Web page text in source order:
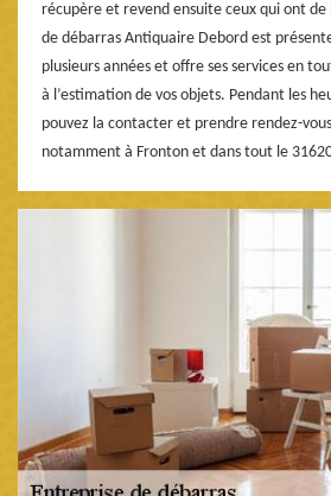
récupère et revend ensuite ceux qui ont de
de débarras Antiquaire Debord est
plusieurs années et offre ses services en
à l’estimation de vos objets. Pendant les
pouvez la contacter et prendre rendez-
notamment à Fronton et dans tout le